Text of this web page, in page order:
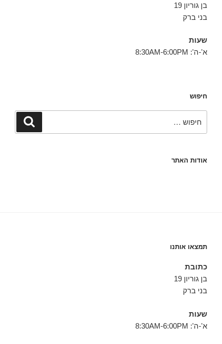
בן גוריון 19
בני ברק
שעות
א'-ה': 8:30AM-6:00PM
חיפוש
חיפוש
אודות האתר
תמצאו אותנו
כתובת
בן גוריון 19
בני ברק
שעות
א'-ה': 8:30AM-6:00PM